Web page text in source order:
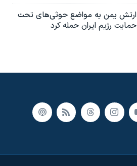
ارتش یمن به مواضع حوثی‌های تحت
حمایت رژیم ایران حمله کرد